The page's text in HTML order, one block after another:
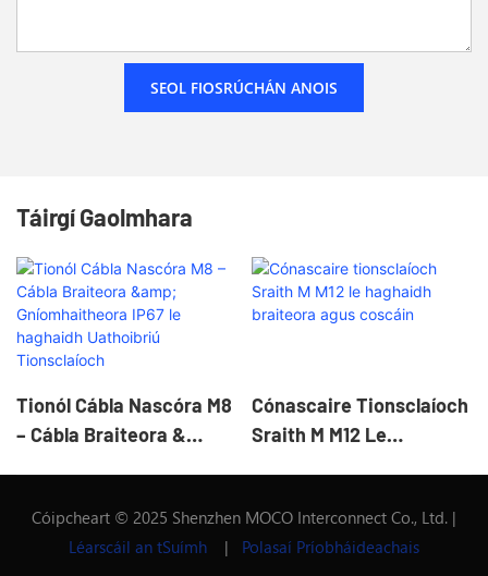
SEOL FIOSRÚCHÁN ANOIS
Táirgí Gaolmhara
Tionól Cábla Nascóra M8
– Cábla Braiteora &
Tionsclaíoch
Cónascaire Tionsclaíoch
Sraith M M12 Le
Cóipcheart © 2025 Shenzhen MOCO Interconnect Co., Ltd. |
Léarscáil an tSuímh
| Polasaí Príobháideachais